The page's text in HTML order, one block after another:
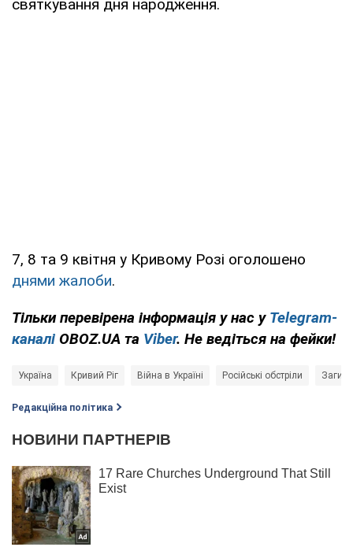
святкування дня народження.
7, 8 та 9 квітня у Кривому Розі оголошено
днями жалоби.
Тільки перевірена інформація у нас у Telegram-
каналі OBOZ.UA та Viber. Не ведіться на фейки!
Україна Кривий Ріг Війна в Україні Російські обстріли
Редакційна політика